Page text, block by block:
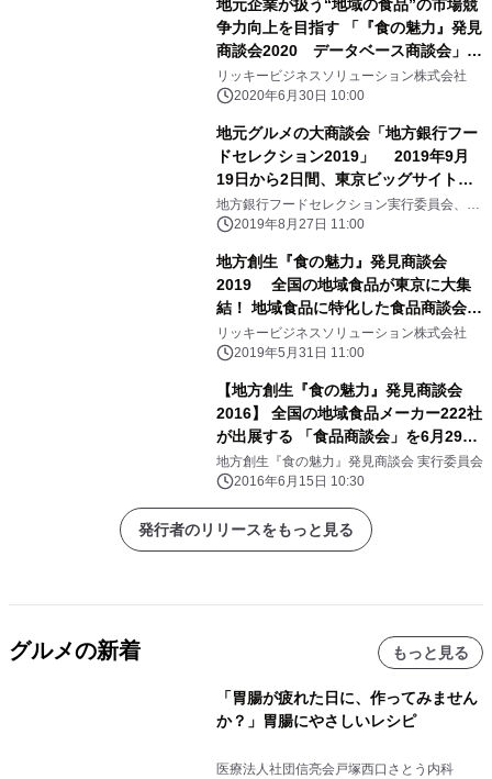
地元企業が扱う“地域の食品”の市場競
争力向上を目指す 「『食の魅力』発見
商談会2020 データベース商談会」
2020年8月1日(土)～10月31日(土)に開
催
リッキービジネスソリューション株式会社
2020年6月30日 10:00
地元グルメの大商談会「地方銀行フー
ドセレクション2019」 2019年9月
19日から2日間、東京ビッグサイトで
開催！
地方銀行フードセレクション実行委員会、リ
ッキービジネスソリューション株式会社
2019年8月27日 11:00
地方創生『食の魅力』発見商談会
2019 全国の地域食品が東京に大集
結！ 地域食品に特化した食品商談会が
6月12日(水)TRC東京流通センターで
開催！
リッキービジネスソリューション株式会社
2019年5月31日 11:00
【地方創生『食の魅力』発見商談会
2016】 全国の地域食品メーカー222社
が出展する 「食品商談会」を6月29日
に開催！
地方創生『食の魅力』発見商談会 実行委員会
2016年6月15日 10:30
発行者のリリースをもっと見る
グルメの新着 もっと見る
「胃腸が疲れた日に、作ってみません
か？」胃腸にやさしいレシピ
医療法人社団信亮会戸塚西口さとう内科